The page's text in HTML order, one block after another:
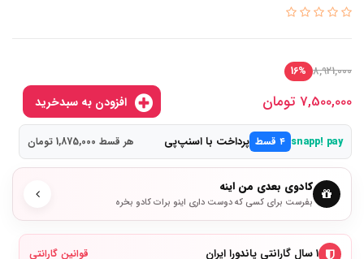
8,921,000
16%
7,500,000 تومان
snapp! pay ۴ قسط پرداخت با اسنپ‌پی هر قسط 1,875,000 تومان
کادوی بعدی من اینه
بفرست برای کسی که دوست داری اینو برات کادو بخره
۱ سال گارانتی پاندورا ایران قوانین گارانتی